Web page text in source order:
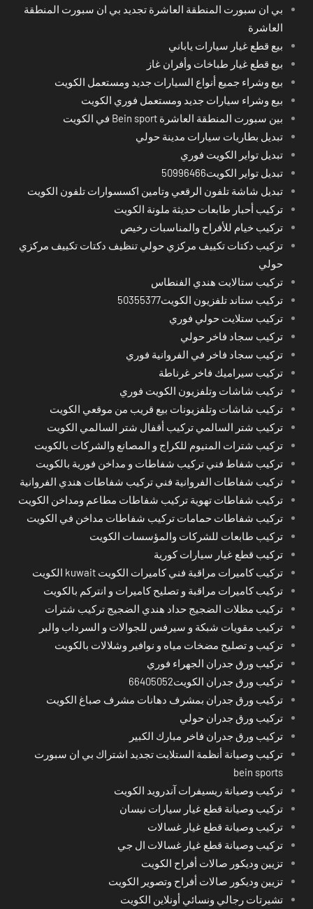
بي ان سبورت المنطقة العاشرة تجديد بي ان سبورت المنطقة
العاشرة
بيع قطع غيار سيارات ياباني
بيع قطع غيار طباخات وأفران غاز
بيع وشراء جميع أنواع السيارات جديد ومستعمل الكويت
بيع وشراء سيارات جديد ومستعمل فوري الكويت
بين سبورت المنطقة العاشرة Bein sport في الكويت
تبديل بطاريات سيارات مدينة حولي
تبديل تواير الكويت فوري
تبديل تواير الكويت50996466
تبديل شاشة تلفون الرقعي وتامين اكسسوارات تلفون الكويت
تركيب أحبار طابعات حديثة ملونة الكويت
تركيب خيام للأفراح والمناسبات رخيص
تركيب دكتات تكييف مركزي حولي تنظيف دكتات تكييف مركزي
حولي
تركيب ستالايت هندي الفنطاس
تركيب ستاند تلفزيون الكويت50355377
تركيب ستلايت حولي فوري
تركيب سجاد فاخر حولي
تركيب سجاد فاخر في الفروانية فوري
تركيب سيراميك فاخر غرناطة
تركيب شاشات وتلفزيون الكويت فوري
تركيب شاشات وتلفزيونات بيع قريب من موقعي الكويت
تركيب شتر السالمي تركيب أقفال شتر السالمي الكويت
تركيب شترات المنيوم للكراج و المصانع والشركات بالكويت
تركيب شفاط فني تركيب شفاطات و مداخن فورية بالكويت
تركيب شفاطات الفروانية فني تركيب شفاطات هندي الفروانية
تركيب شفاطات تهوية تركيب شفاطات مطاعم ومداخن الكويت
تركيب شفاطات حمامات تركيب شفاطات مداخن في الكويت
تركيب طابعات للشركات والمؤسسات الكويت
تركيب قطع غيار سيارات كورية
تركيب كاميرات مراقبة فني كاميرات الكويت kuwait الكويت
تركيب كاميرات مراقبة و تصليح كاميرات و انتركم بالكويت
تركيب مظلات الضجيج حداد هندي الضجيج تركيب شترات
تركيب مقويات شبكة و سيرفس للجوالات و السرداب والبر
تركيب و تصليح مضخات مياه و نوافير وشلالات بالكويت
تركيب ورق جدران الجهراء فوري
تركيب ورق جدران الكويت66405052
تركيب ورق جدران بمشرف دهانات مشرف صباغ الكويت
تركيب ورق جدران حولي
تركيب ورق جدران فاخر مبارك الكبير
تركيب وصيانة أنظمة الستلايت تجديد اشتراك بي ان سبورت
bein sports
تركيب وصيانة ريسيفرات آندرويد الكويت
تركيب وصيانة قطع غيار سيارات نيسان
تركيب وصيانة قطع غيار غسالات
تركيب وصيانة قطع غيار غسالات ال جي
تزيين وديكور صالات أفراح الكويت
تزيين وديكور صالات أفراح وتصوير الكويت
تشيرتات رجالي ونسائي أونلاين الكويت